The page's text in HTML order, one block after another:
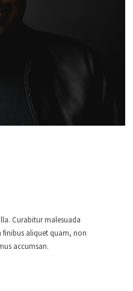
Curabitur malesuada
finibus aliquet quam, non
accumsan.